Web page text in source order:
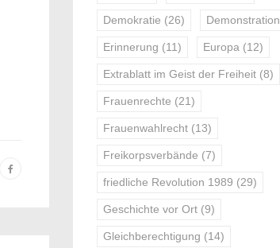
Demokratie (26) Demonstration
Erinnerung (11) Europa (12)
Extrablatt im Geist der Freiheit (8)
Frauenrechte (21)
Frauenwahlrecht (13)
Freikorpsverbände (7)
friedliche Revolution 1989 (29)
Geschichte vor Ort (9)
Gleichberechtigung (14)